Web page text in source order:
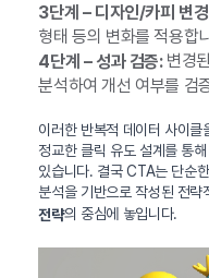
3단계 – 디자인/카피 변
형태 등의 변화를 적용합
4단계 – 성과 검증:변경
분석하여 개선 여부를 검
이러한 반복적 데이터 사이
정교한 클릭 유도 설계를 통
있습니다. 결국 CTA는 단순
분석을 기반으로 작성된 전략
전략의 중심에 놓입니다.